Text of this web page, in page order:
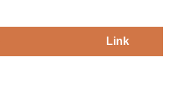
Link